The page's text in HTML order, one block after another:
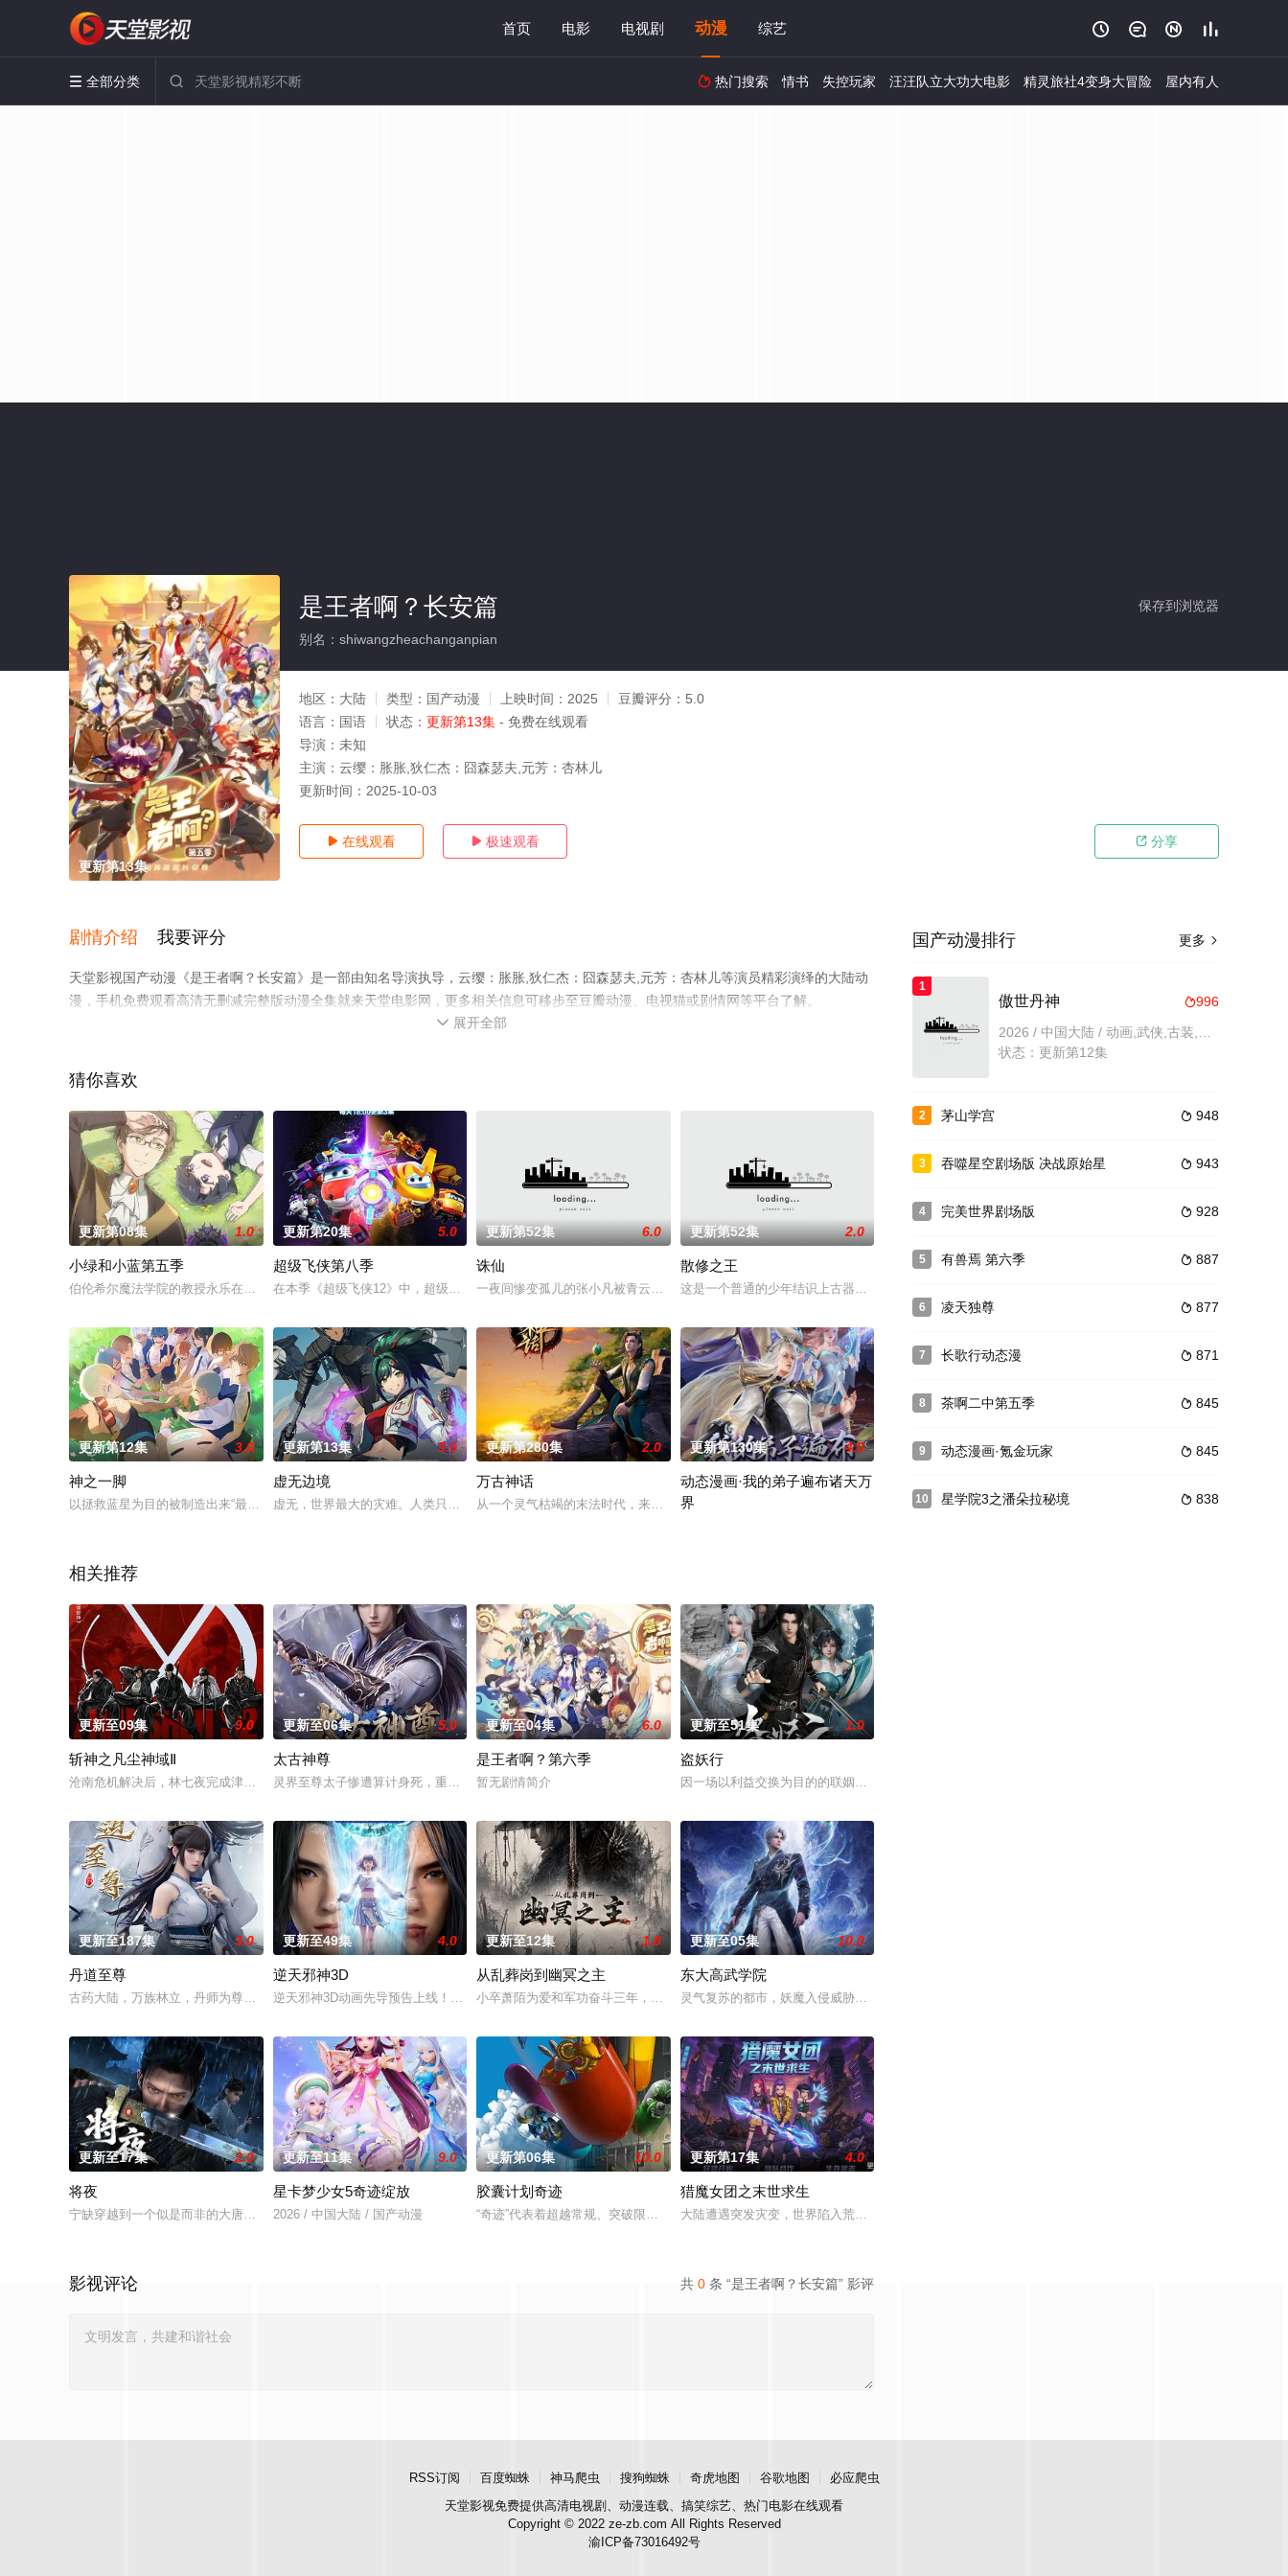
首页 电影 电视剧 动漫 综艺    
 全部分类   热门搜索 情书 失控玩家 汪汪队立大功大电影 精灵旅社4变身大冒险 屋内有人
更新第13集
保存到浏览器
是王者啊？长安篇
别名：shiwangzheachanganpian
地区： 大陆 类型： 国产动漫 上映时间： 2025 豆瓣评分： 5.0
语言： 国语 状态： 更新第13集 - 免费在线观看
导演： 未知
主演： 云缨：胀胀,狄仁杰：囧森瑟夫,元芳：杏林儿
更新时间： 2025-10-03
 在线观看  极速观看  分享
剧情介绍 我要评分
天堂影视国产动漫《是王者啊？长安篇》是一部由知名导演执导，云缨：胀胀,狄仁杰：囧森瑟夫,元芳：杏林儿等演员精彩演绎的大陆动
漫，手机免费观看高清无删减完整版动漫全集就来天堂电影网，更多相关信息可移步至豆瓣动漫、电视猫或剧情网等平台了解。
 展开全部
猜你喜欢
更新第08集 1.0
小绿和小蓝第五季
伯伦希尔魔法学院的教授永乐在图书馆偶遇了一只叫灰羽的精灵，得知精灵都是有愿望未完成才会留在世间，永乐决定帮灰羽完达成愿望。因为灰羽喜欢听永乐读书，永乐便
更新第20集 5.0
超级飞侠第八季
在本季《超级飞侠12》中，超级飞侠依然会接收来自世界各地小朋友的电话，为小朋友定制他们需要的特别的东西，并将东西送到他们手上。当小朋友们遇到困难，乐迪会
更新第52集 6.0
诛仙
一夜间惨变孤儿的张小凡被青云门收为弟子，经过五年刻苦修炼，他在师门七脉会武上大放异彩，后被派往空桑山打探魔教行迹，旅程中，他与师
更新第52集 2.0
散修之王
这是一个普通的少年结识上古器灵，在器灵协助下努力修炼，结识形形色色的人，经历各类或轻松或波折的
更新第12集 3.0
神之一脚
以拯救蓝星为目的被制造出来“最强胚胎”品翔，被寄以厚望，将在被设定好的时间设定好的地点设定好的足球比赛中，一脚拯救世界！可他点错天赋，熟练的掌握了各种无
更新第13集 5.0
虚无边境
虚无，世界最大的灾难。人类只能联合同盟对抗来自虚无的怪物“祝福者”。大陆边境沙洲成为了抵御入侵的重要防线，却有一个名为“祝福之影“的黑暗势力欲寻找被尘封
更新第280集 2.0
万古神话
从一个灵气枯竭的末法时代，来到了武道昌盛的世界，诡异死亡的灵种，危机四伏的局面，让处于深渊的王昊何去何从？
更新第130集 4.0
动态漫画·我的弟子遍布诸天万
界
相关推荐
更新至09集 9.0
斩神之凡尘神域Ⅱ
沧南危机解决后，林七夜完成津南山为期一年的守夜人集训考核，成为了正式的守夜人后，重回136小队，与伙伴再度开启一场与古神教会的崭新较量……新的西方邪神亮
更新至06集 5.0
太古神尊
灵界至尊太子惨遭算计身死，重生跌落凡尘沦为底层杂役！身怀绝世造化神丹与逆天功法，仅凭一柄锈剑掀翻整片武道世界。双武魂同步觉醒，炼化万灵、参悟神魂两道同修
更新至04集 6.0
是王者啊？第六季
暂无剧情简介
更新至51集 1.0
盗妖行
因一场以利益交换为目的的联姻，太玄楼刺客江元与九璇宗圣女韶月奉命成婚。两人在洞房夜发起暗杀，却
更新至187集 3.0
丹道至尊
古药大陆，万族林立，丹师为尊；双生武脉，再现世间！醉卧美人膝，成就丹道至尊！
更新至49集 4.0
逆天邪神3D
逆天邪神3D动画先导预告上线！掌天毒之珠，承邪神之血，修逆天之力。高能工作室出品，爱奇艺全网独播，敬请期待！
更新至12集 1.0
从乱葬岗到幽冥之主
小卒萧陌为爱和军功奋斗三年，却被恋人柳莺儿与将军之子赵昊联手背叛，残忍杀害后抛尸乱葬岗。濒死之际，他唤醒了上古魔刀“幽冥”，获得驱使
更新至05集 10.0
东大高武学院
灵气复苏的都市，妖魔入侵威胁来袭，天生废灵根的少年秦雨体内意外觉醒神力，被选中成为神秘至强功法
更新至17集 2.0
将夜
宁缺穿越到一个似是而非的大唐世界，却发现此处为处处惊险的修行世界，原本以为自己可以从此吃香喝辣，一跃成为人上人时，他却发现自己既没有任何修行天赋，而且从
更新至11集 9.0
星卡梦少女5奇迹绽放
2026 / 中国大陆 / 国产动漫
更新第06集 10.0
胶囊计划奇迹
“奇迹”代表着超越常规、突破限制，达到某种非凡成就，往往伴随着一种神秘感，让人们产生敬畏和好奇。这10支故事里，将有怎样的奇迹发生？
更新第17集 4.0
猎魔女团之末世求生
大陆遭遇突发灾变，世界陷入荒芜危机，四处出现作乱的暗影生灵。四位勇敢正义的猎魔女携手并肩，在危
共 0 条 “是王者啊？长安篇” 影评
影视评论
更多 
国产动漫排行
1
996
傲世丹神
状态：更新第12集
2  948
茅山学宫
3  943
吞噬星空剧场版 决战原始星
4  928
完美世界剧场版
5  887
有兽焉 第六季
6  877
凌天独尊
7  871
长歌行动态漫
8  845
茶啊二中第五季
9  845
动态漫画·氪金玩家
10  838
星学院3之潘朵拉秘境
RSS订阅 百度蜘蛛 神马爬虫 搜狗蜘蛛 奇虎地图 谷歌地图
必应爬虫
天堂影视免费提供高清电视剧、动漫连载、搞笑综艺、热门电影在线观看
Copyright © 2022 ze-zb.com All Rights Reserved
渝ICP备73016492号